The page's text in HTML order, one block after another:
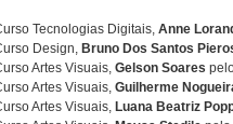
Tecnologias Digitais, Anne
Design, Bruno Dos Santos
Artes Visuais, Gelson Soares
Artes Visuais, Guilherme
Artes Visuais, Luana Beatriz